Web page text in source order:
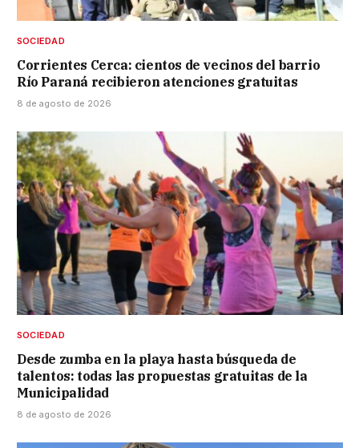
SOCIEDAD
Corrientes Cerca: cientos de vecinos del barrio
Río Paraná recibieron atenciones gratuitas
8 de agosto de 2026
SOCIEDAD
Desde zumba en la playa hasta búsqueda de
talentos: todas las propuestas gratuitas de la
Municipalidad
8 de agosto de 2026